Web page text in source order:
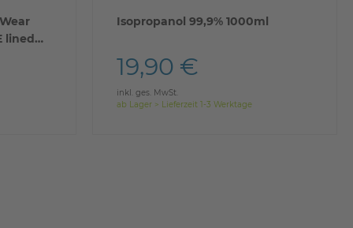
lined
Isopropanol 99,9% 1000ml
19,90 €
inkl. ges. MwSt.
ab Lager > Lieferzeit 1-3 Werktage